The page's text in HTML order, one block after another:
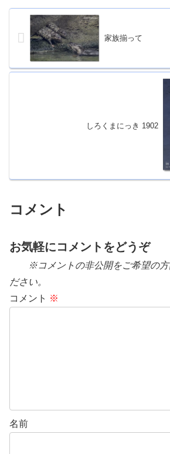
家族揃って
しろくまにっき 1902
コメント
お気軽にコメントをどうぞ
※コメントの非公開をご希望の方
ださい。
コメント ※
名前